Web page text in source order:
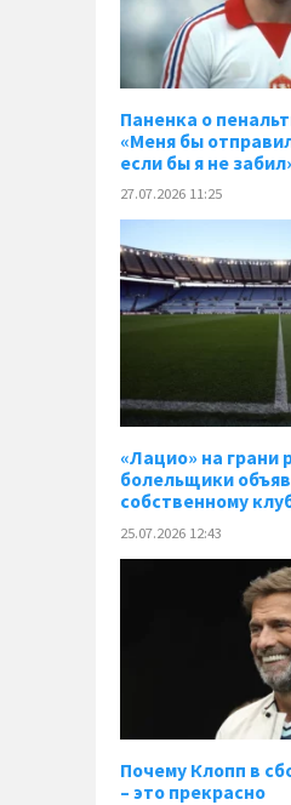
Паненка o
«Меня бы
если бы я не
27.07.2026 11:25
«Лацио» на грани
болельщики
собственному
25.07.2026 12:43
Почему Клопп в
– это прекрасно